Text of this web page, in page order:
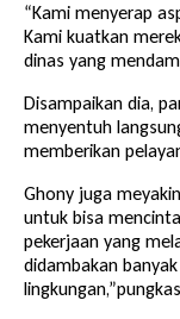
“Kami menyerap
Kami kuatkan
dinas yang
Disampaikan dia,
menyentuh
memberikan
Ghony juga
untuk bisa
pekerjaan yang
didambakan